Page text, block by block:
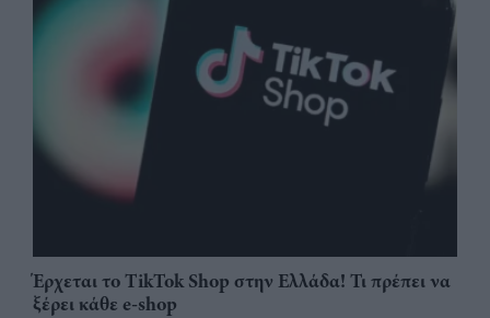
Έρχεται το TikTok Shop στην Ελλάδα! Τι πρέπει να
ξέρει κάθε e-shop